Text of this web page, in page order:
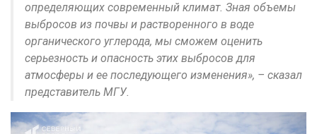
определяющих современный климат. Зная объемы
выбросов из почвы и растворенного в воде
органического углерода, мы сможем оценить
серьезность и опасность этих выбросов для
атмосферы и ее последующего изменения», – сказал
представитель МГУ.